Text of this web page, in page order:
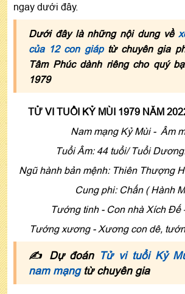
ngay dưới đây.
Dưới đây là những nội dung về
của 12 con giáp từ chuyên gia
Tâm Phúc dành riêng cho quý
1979
TỬ VI TUỔI KỶ MÙI 1979 NĂM
Nam mạng Kỷ Mùi - Âm
Tuổi Âm: 44 tuổi/ Tuổi
Ngũ hành bản mệnh: Thiên Thượng
Cung phi: Chấn ( Hành
Tướng tinh - Con nhà Xích Ðế
Tướng xương - Xương con dê,
✍ Dự đoán Tử vi tuổi Kỷ
nam mạngtừ chuyên gia